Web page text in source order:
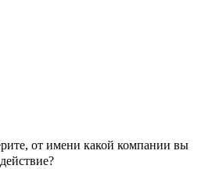
от имени какой компании вы